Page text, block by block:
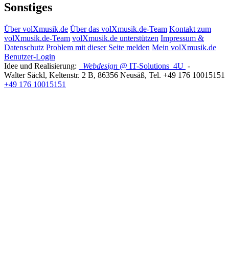
Sonstiges
Über volXmusik.de Über das volXmusik.de-Team Kontakt zum
volXmusik.de-Team volXmusik.de unterstützen Impressum &
Datenschutz Problem mit dieser Seite melden Mein volXmusik.de
Benutzer-Login
Idee und Realisierung:
Webdesign @ IT-Solutions 4U -
Walter Säckl, Keltenstr. 2 B, 86356 Neusäß, Tel. +49 176 10015151
+49 176 10015151